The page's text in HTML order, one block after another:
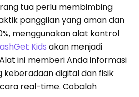
tua perlu membimbing
panggilan yang aman dan
menggunakan alat kontrol
Kids akan menjadi
ini memberi Anda informasi
digital dan fisik
real-time. Cobalah